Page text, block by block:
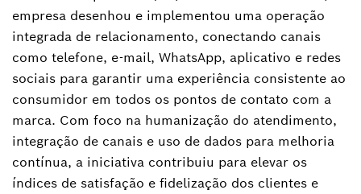
empresa desenhou e implementou uma operação
integrada de relacionamento, conectando canais
como telefone, e-mail, WhatsApp, aplicativo e redes
sociais para garantir uma experiência consistente ao
consumidor em todos os pontos de contato com a
marca. Com foco na humanização do atendimento,
integração de canais e uso de dados para melhoria
contínua, a iniciativa contribuiu para elevar os
índices de satisfação e fidelização dos clientes e